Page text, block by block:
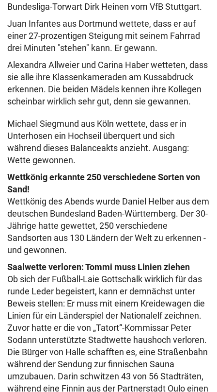
Bundesliga-Torwart Dirk Heinen vom VfB Stuttgart.
Juan Infantes aus Dortmund wettete, dass er auf
einer 27-prozentigen Steigung mit seinem Fahrrad
drei Minuten "stehen" kann. Er gewann.
Alexandra Allweier und Carina Haber wetteten, dass
sie alle ihre Klassenkameraden am Kussabdruck
erkennen. Die beiden Mädels kennen ihre Kollegen
scheinbar wirklich sehr gut, denn sie gewannen.
Michael Siegmund aus Köln wettete, dass er in
Unterhosen ein Hochseil überquert und sich
während dieses Balanceakts anzieht. Ausgang:
Wette gewonnen.
Wettkönig erkannte 250 verschiedene Sorten von
Sand!
Wettkönig des Abends wurde Daniel Helber aus dem
deutschen Bundesland Baden-Württemberg. Der 30-
Jährige hatte gewettet, 250 verschiedene
Sandsorten aus 130 Ländern der Welt zu erkennen -
und gewonnen.
Saalwette verloren: Tommi muss Linien ziehen
Ob sich der Fußball-Laie Gottschalk wirklich für das
runde Leder begeistert, kann er demnächst unter
Beweis stellen: Er muss mit einem Kreidewagen die
Linien für ein Länderspiel der Nationalelf zeichnen.
Zuvor hatte er die von „Tatort“-Kommissar Peter
Sodann unterstützte Stadtwette haushoch verloren.
Die Bürger von Halle schafften es, eine Straßenbahn
während der Sendung zur finnischen Sauna
umzubauen. Darin schwitzen 43 von 56 Stadträten,
während eine Finnin aus der Partnerstadt Oulo einen